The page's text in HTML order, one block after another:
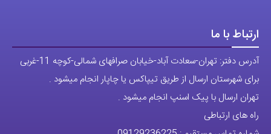
ارتباط با ما
آدرس دفتر: تهران-سعادت آباد-خیابان صرافهای شمالی-کوچه 11-غربی
برای شهرستان ارسال از طریق تیپاکس یا چاپار انجام میشود .
تهران ارسال با پیک اسنپ انجام میشود .
راه های ارتباطی